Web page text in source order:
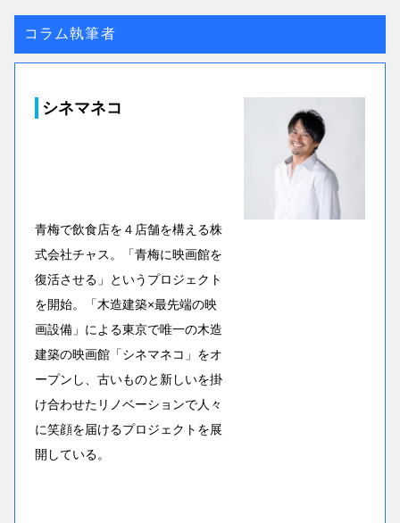
コラム執筆者
シネマネコ
青梅で飲食店を４店舗を構える株
式会社チャス。「青梅に映画館を
復活させる」というプロジェクト
を開始。「木造建築×最先端の映
画設備」による東京で唯一の木造
建築の映画館「シネマネコ」をオ
ープンし、古いものと新しいを掛
け合わせたリノベーションで人々
に笑顔を届けるプロジェクトを展
開している。